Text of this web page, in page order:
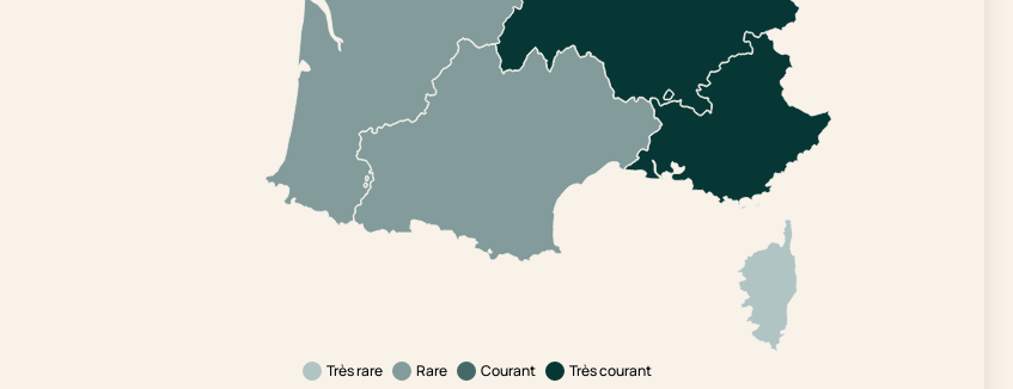
Très rare Rare Courant
Très courant